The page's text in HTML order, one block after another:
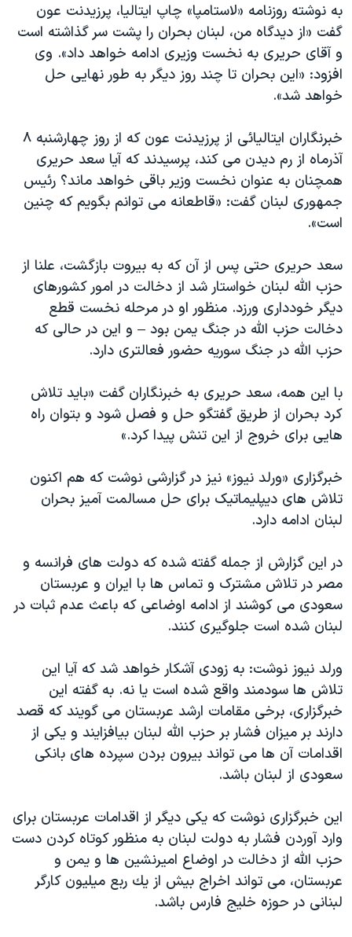
به نوشته روزنامه «لاستامپا» چاپ ایتالیا، پرزیدنت عون
گفت «از دیدگاه من، لبنان بحران را پشت سر گذاشته است
و آقای حریری به نخست وزیری ادامه خواهد داد». وی
افزود: «این بحران تا چند روز دیگر به طور نهایی حل
خواهد شد».
خبرنگاران ایتالیائی از پرزیدنت عون که از روز چهارشنبه ٨
آذرماه از رم دیدن می کند، پرسیدند که آیا سعد حریری
همچنان به عنوان نخست وزیر باقی خواهد ماند؟ رئیس
جمهوری لبنان گفت: «قاطعانه می توانم بگویم که چنین
است».
سعد حریری حتی پس از آن که به بیروت بازگشت، علنا از
حزب الله لبنان خواستار شد از دخالت در امور کشورهای
دیگر خودداری ورزد. منظور او در مرحله نخست قطع
دخالت حزب الله در جنگ یمن بود – و این در حالی که
حزب الله در جنگ سوریه حضور فعالتری دارد.
با این همه، سعد حریری به خبرنگاران گفت «باید تلاش
کرد بحران از طریق گفتگو حل و فصل شود و بتوان راه
هایی برای خروج از این تنش پیدا کرد.»
خبرگزاری «ورلد نیوز» نیز در گزارشی نوشت که هم اکنون
تلاش های دیپلیماتیک برای حل مسالمت آمیز بحران
لبنان ادامه دارد.
در این گزارش از جمله گفته شده که دولت های فرانسه و
مصر در تلاش مشترک و تماس ها با ایران و عربستان
سعودی می کوشند از ادامه اوضاعی که باعث عدم ثبات در
لبنان شده است جلوگیری کنند.
ورلد نیوز نوشت: به زودی آشکار خواهد شد که آیا این
تلاش ها سودمند واقع شده است یا نه. به گفته این
خبرگزاری، برخی مقامات ارشد عربستان می گویند که قصد
دارند بر میزان فشار بر حزب الله لبنان بیافزایند و یکی از
اقدامات آن ها می تواند بیرون بردن سپرده های بانکی
سعودی از لبنان باشد.
این خبرگزاری نوشت که یکی دیگر از اقدامات عربستان برای
وارد آوردن فشار به دولت لبنان به منظور کوتاه کردن دست
حزب الله از دخالت در اوضاع امیرنشین ها و یمن و
عربستان، می تواند اخراج بیش از يك ربع میلیون کارگر
لبنانی در حوزه خلیج فارس باشد.